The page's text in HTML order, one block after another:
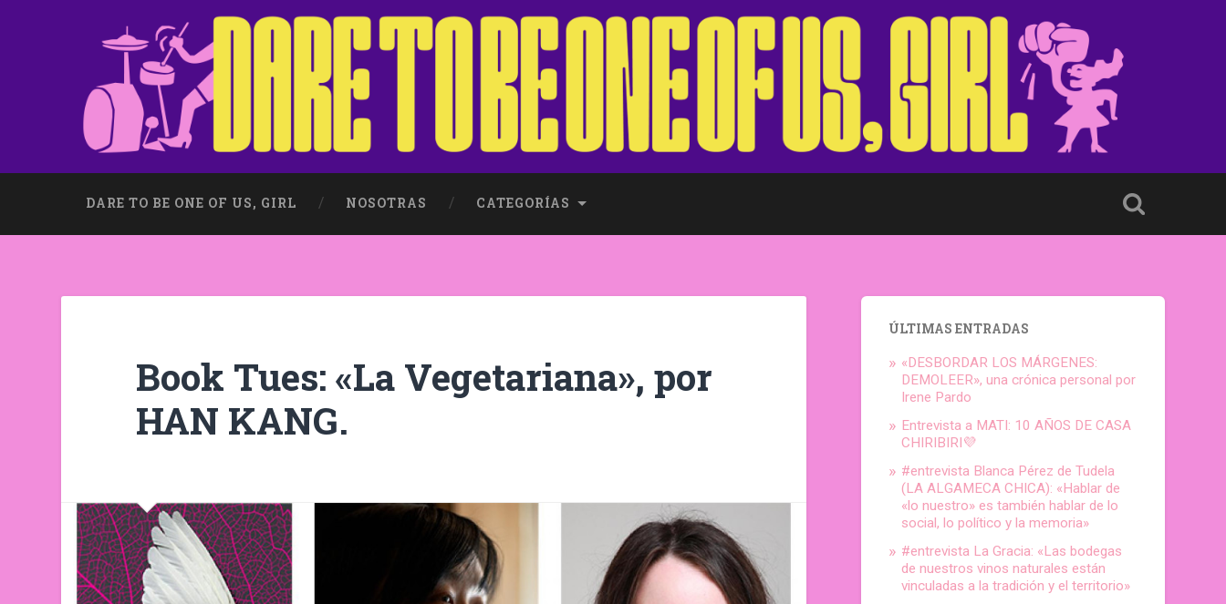
DARE TO BE ONE OF US, GIRL NOSOTRAS CATEGORÍAS
Book Tues: «La Vegetariana», por
HAN KANG.
ÚLTIMAS ENTRADAS
«DESBORDAR LOS MÁRGENES:
DEMOLEER», una crónica personal por
Irene Pardo
Entrevista a MATI: 10 AÑOS DE CASA
CHIRIBIRI💜
#entrevista Blanca Pérez de Tudela
(LA ALGAMECA CHICA): «Hablar de
«lo nuestro» es también hablar de lo
social, lo político y la memoria»
#entrevista La Gracia: «Las bodegas
de nuestros vinos naturales están
vinculadas a la tradición y el territorio»